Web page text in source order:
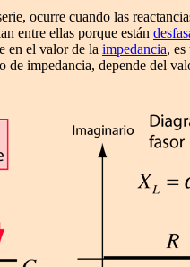
ocurre cuando las
entre ellas porque están
en el valor de la impedancia,
de impedancia, depende del